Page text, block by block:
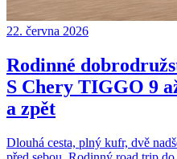
22. června 2026
Rodinné
S Chery TIGGO 9
a zpět
Dlouhá cesta, plný kufr, dvě